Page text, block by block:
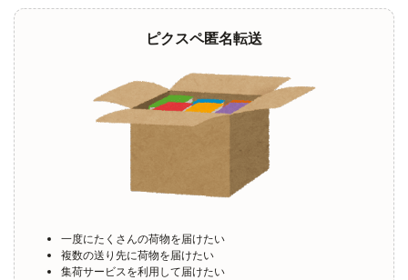
ピクスペ匿名転送
一度にたくさんの荷物を届けたい
複数の送り先に荷物を届けたい
集荷サービスを利用して届けたい